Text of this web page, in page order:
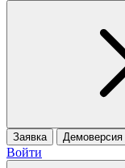
Заявка Демоверсия
Войти